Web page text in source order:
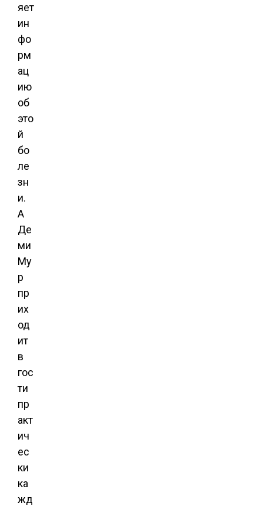
яет
ин
фо
рм
ац
ию
об
это
й
бо
ле
зн
и.
А
Де
ми
Му
р
пр
их
од
ит
в
гос
ти
пр
акт
ич
ес
ки
ка
жд